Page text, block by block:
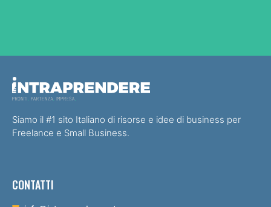
Siamo il #1 sito Italiano di risorse e idee di business per
Freelance e Small Business.
CONTATTI